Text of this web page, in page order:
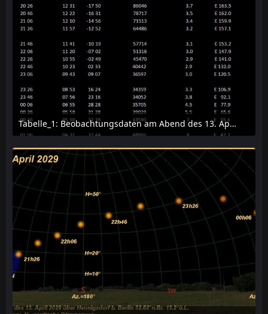
Tabelle_1: Beobachtungsdaten am Abend des 13. April 2029 für Hennigsdorf
11. Dezember 2025 um 15:30